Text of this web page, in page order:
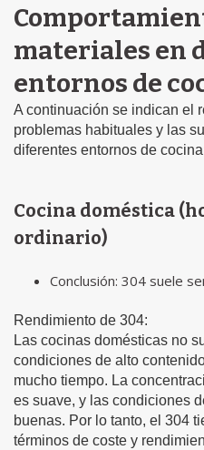
materiales en
entornos de
A continuación se indican el
problemas habituales y las
diferentes entornos de
Cocina doméstica
ordinario)
Conclusión: 304 suele
Rendimiento de 304:
Las cocinas domésticas no
condiciones de alto
mucho tiempo. La
es suave, y las condiciones
buenas. Por lo tanto, el 304
términos de coste y